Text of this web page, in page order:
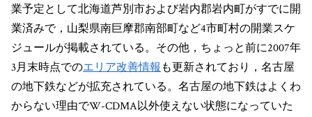
業予定として北海道芦別市および岩内郡岩内町がすでに開
業済みで，山梨県南巨摩郡南部町など4市町村の開業スケ
ジュールが掲載されている。その他，ちょっと前に2007年
3月末時点でのエリア改善情報も更新されており，名古屋
の地下鉄などが拡充されている。名古屋の地下鉄はよくわ
からない理由でW-CDMA以外使えない状態になっていた